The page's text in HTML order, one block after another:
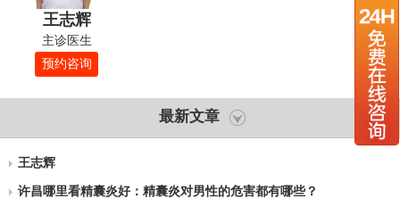
王志辉
主诊医生
预约咨询
最新文章
王志辉
许昌哪里看精囊炎好：精囊炎对男性的危害都有哪些？